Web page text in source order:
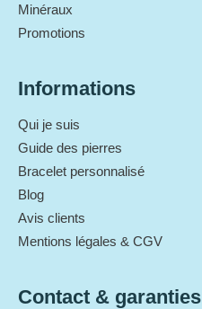
Minéraux
Promotions
Informations
Qui je suis
Guide des pierres
Bracelet personnalisé
Blog
Avis clients
Mentions légales & CGV
Contact & garanties